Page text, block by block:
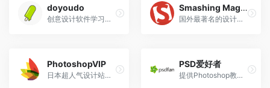
doyoudo
创意设计软件学习平台
Smashing Magazine
国外最著名的设计博客，许多高大上的设计文章
PhotoshopVIP
日本超人气设计站点，网站很多干货
PSD爱好者
提供Photoshop教程、设计文章和资源下载